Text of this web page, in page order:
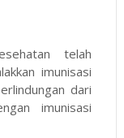
telah
imunisasi
dari
imunisasi